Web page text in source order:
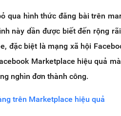
qua hình thức đăng bài trên
này dần được biết đến rộng
đặc biệt là mạng xã hội
Marketplace hiệu quả
nghìn đơn thành công.
trên Marketplace hiệu quả